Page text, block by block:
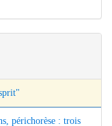
périchorèse : trois